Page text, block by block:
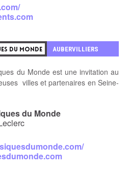
DU MONDE AUBERVILLIERS
du Monde est une invitation au
villes et partenaires en Seine-
du Monde